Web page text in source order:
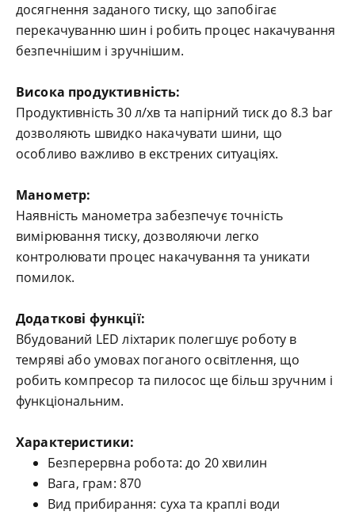
досягнення заданого тиску, що запобігає
перекачуванню шин і робить процес накачування
безпечнішим і зручнішим.
Висока продуктивність:
Продуктивність 30 л/хв та напірний тиск до 8.3 bar
дозволяють швидко накачувати шини, що
особливо важливо в екстрених ситуаціях.
Манометр:
Наявність манометра забезпечує точність
вимірювання тиску, дозволяючи легко
контролювати процес накачування та уникати
помилок.
Додаткові функції:
Вбудований LED ліхтарик полегшує роботу в
темряві або умовах поганого освітлення, що
робить компресор та пилосос ще більш зручним і
функціональним.
Характеристики:
Безперервна робота: до 20 хвилин
Вага, грам: 870
Вид прибирання: суха та краплі води